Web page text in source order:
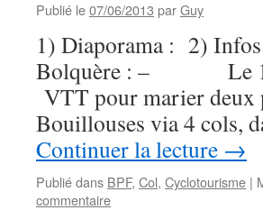
Publié le07/06/2013 parGuy
1) Diaporama : 2)
Bolquère : – Le 16
VTT pour marier deux
Bouillouses via 4 cols,
Continuer la lecture →
Publié dans BPF, Col, Cyclotourisme |
commentaire